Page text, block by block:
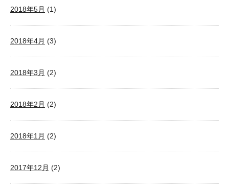
2018年5月 (1)
2018年4月 (3)
2018年3月 (2)
2018年2月 (2)
2018年1月 (2)
2017年12月 (2)